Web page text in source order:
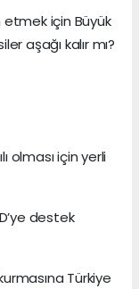
için Büyük
aşağı kalır mı?
olması için yerli
destek
Türkiye